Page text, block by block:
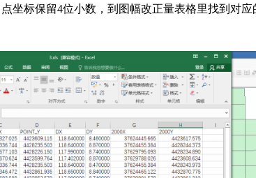
坐标保留4位小数，到图幅改正量表格里找到对